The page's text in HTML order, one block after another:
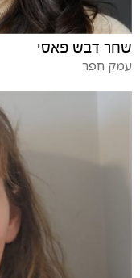
שחר דבש פאסי
עמק חפר